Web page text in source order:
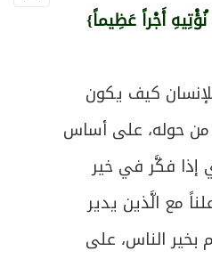
أَجْراً عَظِيماً}
كيف يكون
من حوله، على أساس
إذا فكَّر في خير
مع الَّذين يدير
بخير الناس، على